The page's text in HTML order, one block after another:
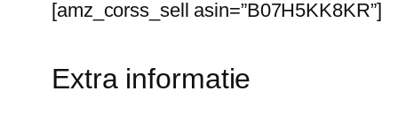
[amz_corss_sell asin=”B07H5KK8KR”]
Extra informatie